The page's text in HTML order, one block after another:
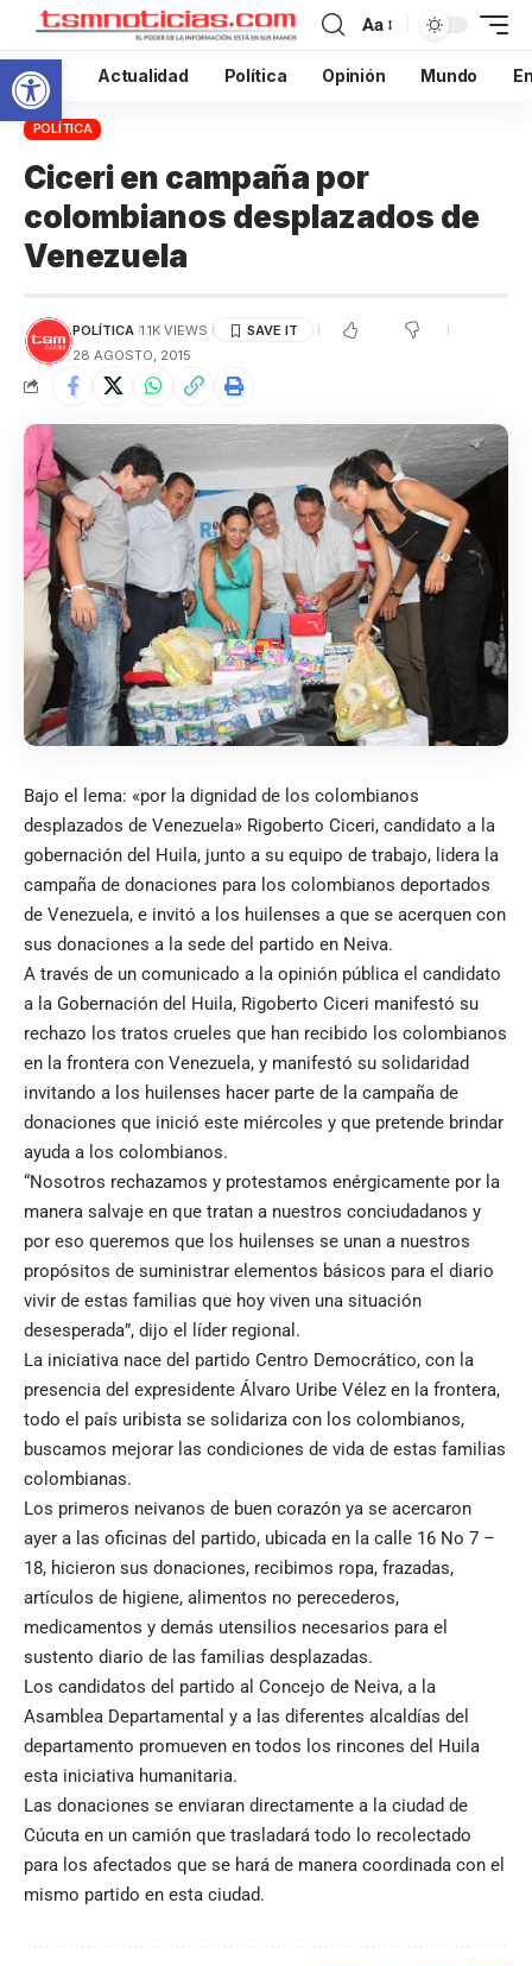
Abrir barra de herramientas
Aa
Inicio Actualidad Política Opinión Mundo
POLÍTICA
Ciceri en campaña por
colombianos desplazados de
Venezuela
POLÍTICA 1.1K VIEWS
28 AGOSTO, 2015
Bajo el lema: «por la dignidad de los colombianos
desplazados de Venezuela» Rigoberto Ciceri, candidato a la
gobernación del Huila, junto a su equipo de trabajo, lidera la
campaña de donaciones para los colombianos deportados
de Venezuela, e invitó a los huilenses a que se acerquen con
sus donaciones a la sede del partido en Neiva.
A través de un comunicado a la opinión pública el candidato
a la Gobernación del Huila, Rigoberto Ciceri manifestó su
rechazo los tratos crueles que han recibido los colombianos
en la frontera con Venezuela, y manifestó su solidaridad
invitando a los huilenses hacer parte de la campaña de
donaciones que inició este miércoles y que pretende brindar
ayuda a los colombianos.
“Nosotros rechazamos y protestamos enérgicamente por la
manera salvaje en que tratan a nuestros conciudadanos y
por eso queremos que los huilenses se unan a nuestros
propósitos de suministrar elementos básicos para el diario
vivir de estas familias que hoy viven una situación
desesperada”, dijo el líder regional.
La iniciativa nace del partido Centro Democrático, con la
presencia del expresidente Álvaro Uribe Vélez en la frontera,
todo el país uribista se solidariza con los colombianos,
buscamos mejorar las condiciones de vida de estas familias
colombianas.
Los primeros neivanos de buen corazón ya se acercaron
ayer a las oficinas del partido, ubicada en la calle 16 No 7 –
18, hicieron sus donaciones, recibimos ropa, frazadas,
artículos de higiene, alimentos no perecederos,
medicamentos y demás utensilios necesarios para el
sustento diario de las familias desplazadas.
Los candidatos del partido al Concejo de Neiva, a la
Asamblea Departamental y a las diferentes alcaldías del
departamento promueven en todos los rincones del Huila
esta iniciativa humanitaria.
Las donaciones se enviaran directamente a la ciudad de
Cúcuta en un camión que trasladará todo lo recolectado
para los afectados que se hará de manera coordinada con el
mismo partido en esta ciudad.